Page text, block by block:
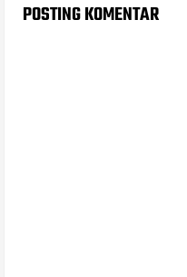
POSTING KOMENTAR